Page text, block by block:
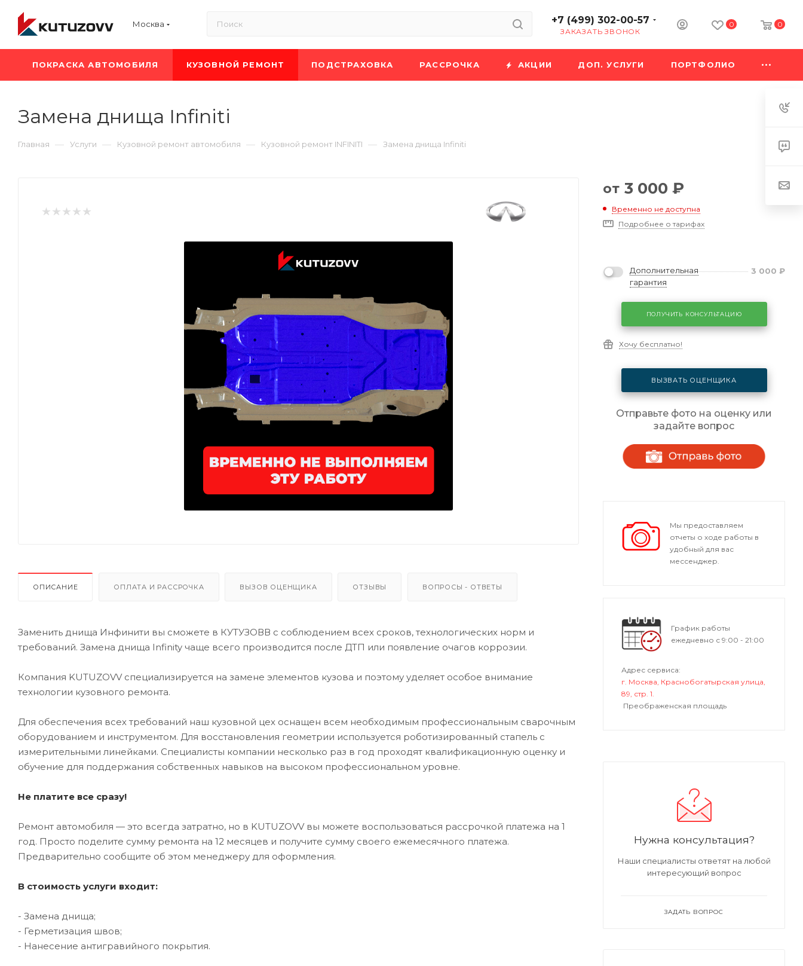
Москва +7 (499) 302-00-57
ЗАКАЗАТЬ ЗВОНОК
0 0
ПОКРАСКА АВТОМОБИЛЯ КУЗОВНОЙ РЕМОНТ ПОДСТРАХОВКА РАССРОЧКА АКЦИИ ДОП. УСЛУГИ ПОРТФОЛИО
Замена днища Infiniti
Главная — Услуги — Кузовной ремонт автомобиля — Кузовной ремонт INFINITI — Замена днища Infiniti
ОПИСАНИЕ ОПЛАТА И РАССРОЧКА ВЫЗОВ ОЦЕНЩИКА ОТЗЫВЫ ВОПРОСЫ - ОТВЕТЫ
Заменить днища Инфинити вы сможете в КУТУЗОВВ с соблюдением всех сроков, технологических норм и
требований. Замена днища Infinity чаще всего производится после ДТП или появление очагов коррозии.
Компания KUTUZOVV специализируется на замене элементов кузова и поэтому уделяет особое внимание
технологии кузовного ремонта.
Для обеспечения всех требований наш кузовной цех оснащен всем необходимым профессиональным сварочным
оборудованием и инструментом. Для восстановления геометрии используется роботизированный стапель с
измерительными линейками. Специалисты компании несколько раз в год проходят квалификационную оценку и
обучение для поддержания собственных навыков на высоком профессиональном уровне.
Не платите все сразу!
Ремонт автомобиля — это всегда затратно, но в KUTUZOVV вы можете воспользоваться рассрочкой платежа на 1
год. Просто поделите сумму ремонта на 12 месяцев и получите сумму своего ежемесячного платежа.
Предварительно сообщите об этом менеджеру для оформления.
В стоимость услуги входит:
- Замена днища;
- Герметизация швов;
- Нанесение антигравийного покрытия.
от 3 000 ₽
Временно не доступна
Подробнее о тарифах
Дополнительная
гарантия
3 000 ₽
ПОЛУЧИТЬ КОНСУЛЬТАЦИЮ
Хочу бесплатно!
ВЫЗВАТЬ ОЦЕНЩИКА
Отправьте фото на оценку или
задайте вопрос
Мы предоставляем
отчеты о ходе работы в
удобный для вас
мессенджер.
График работы
ежедневно с 9:00 - 21:00
Адрес сервиса:
г. Москва, Краснобогатырская улица,
89, стр. 1.
Преображенская площадь
Нужна консультация?
Наши специалисты ответят на любой
интересующий вопрос
ЗАДАТЬ ВОПРОС